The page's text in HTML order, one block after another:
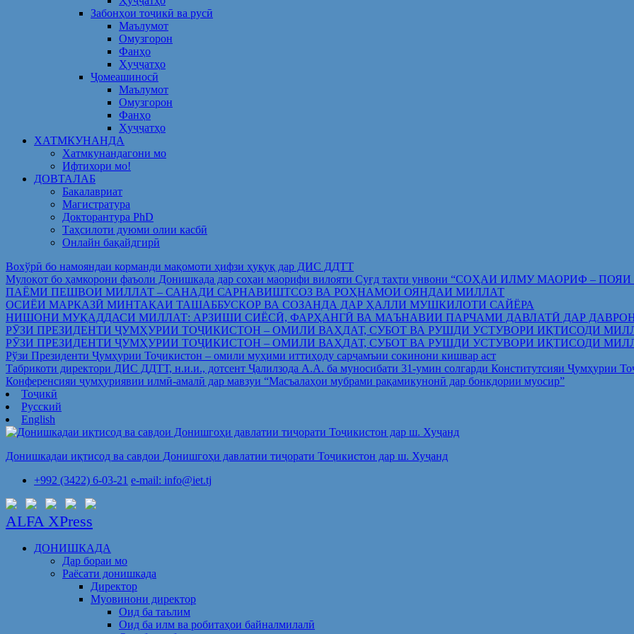
Забонҳои тоҷикӣ ва русӣ
Маълумот
Омузгорон
Фанҳо
Ҳуҷҷатҳо
Ҷомеашиносӣ
Маълумот
Омузгорон
Фанҳо
Ҳуҷҷатҳо
ХАТМКУНАНДА
Хатмкунандагони мо
Ифтихори мо!
ДОВТАЛАБ
Бакалавриат
Магистратура
Докторантура PhD
Таҳсилоти дуюми олии касбӣ
Онлайн бақайдгирӣ
Вохўрӣ бо намояндаи корманди мақомоти ҳифзи ҳуқуқ дар ДИС ДДТТ
Мулоқот бо ҳамкорони фаъоли Донишкада дар соҳаи маорифи вилояти Суғд таҳти унвони “СОҲАИ ИЛМУ МАОРИФ
ПАЁМИ ПЕШВОИ МИЛЛАТ – САНАДИ САРНАВИШТСОЗ ВА РОҲНАМОИ ОЯНДАИ МИЛЛАТ
ОСИЁИ МАРКАЗӢ МИНТАҚАИ ТАШАББУСКОР ВА СОЗАНДА ДАР ҲАЛЛИ МУШКИЛОТИ САЙЁРА
НИШОНИ МУҚАДДАСИ МИЛЛАТ: АРЗИШИ СИЁСӢ, ФАРҲАНГӢ ВА МАЪНАВИИ ПАРЧАМИ ДАВЛАТӢ ДАР
РӮЗИ ПРЕЗИДЕНТИ ҶУМҲУРИИ ТОҶИКИСТОН – ОМИЛИ ВАҲДАТ, СУБОТ ВА РУШДИ УСТУВОРИ ИҚТИСОДИ
РӮЗИ ПРЕЗИДЕНТИ ҶУМҲУРИИ ТОҶИКИСТОН – ОМИЛИ ВАҲДАТ, СУБОТ ВА РУШДИ УСТУВОРИ ИҚТИСОДИ
Рўзи Президенти Ҷумҳурии Тоҷикистон – омили муҳими иттиҳоду сарҷамъии сокинони кишвар аст
Табрикоти директори ДИС ДДТТ, н.и.и., дотсент Ҷалилзода А.А. ба муносибати 31-умин солгарди Конститутсияи Ҷумҳурии
Конференсияи ҷумҳуриявии илмӣ-амалӣ дар мавзуи “Масъалаҳои мубрами рақамикунонӣ дар бонкдории муосир”
Тоҷикӣ
Русский
English
Донишкадаи иқтисод ва савдои Донишгоҳи давлатии тиҷорати Тоҷикистон дар ш. Хуҷанд
+992 (3422) 6-03-21 e-mail: info@iet.tj
ALFA XPress
ДОНИШКАДА
Дар бораи мо
Раёсати донишкада
Директор
Муовинони директор
Оид ба таълим
Оид ба илм ва робитаҳои байналмилалӣ